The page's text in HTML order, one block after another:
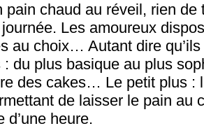
pain chaud au réveil, rien de
Les amoureux
au choix… Autant dire
du plus basique au plus
des cakes… Le petit plus :
de laisser le pain au
d’une heure.